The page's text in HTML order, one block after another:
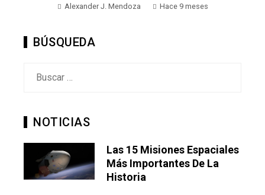
Alexander J. Mendoza Hace 9 meses
BÚSQUEDA
NOTICIAS
Las 15 Misiones Espaciales
Más Importantes De La
Historia